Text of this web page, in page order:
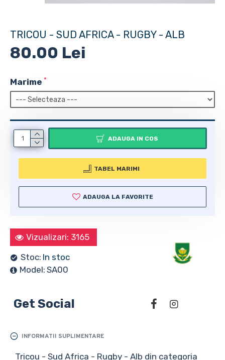
TRICOU - SUD AFRICA - RUGBY - ALB
Stoc: In stoc
Model: SA00
Vizualizari: 3165
80.00 Lei
Marime
ADAUGA IN COS
TABEL MARIMI
ADAUGA LA FAVORITE
Get Social
INFORMATII SUPLIMENTARE
Tricou - Sud Africa - Rugby - Alb din categoria